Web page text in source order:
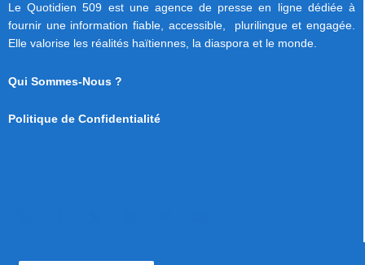
Le Quotidien 509 est une agence de presse en ligne dédiée à
fournir une information fiable, accessible, plurilingue et engagée.
Elle valorise les réalités haïtiennes, la diaspora et le monde.
Qui Sommes-Nous ?
Politique de Confidentialité